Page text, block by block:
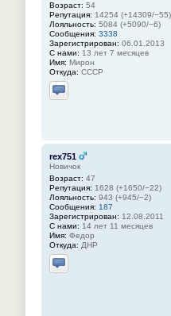
Возраст: 54
Репутация: 14254 (+14309/−55)
Лояльность: 5084 (+5090/−6)
Сообщения: 3338
Зарегистрирован: 06.01.2013
С нами: 13 лет 7 месяцев
Имя: Мирон
Откуда: СССР
Отправить личное
rex751
Новичок
Возраст: 47
Репутация: 1628 (+1650/−22)
Лояльность: 943 (+945/−2)
Сообщения: 187
Зарегистрирован: 12.08.2011
С нами: 14 лет 11 месяцев
Имя: Федор
Откуда: ДНР
Отправить личное